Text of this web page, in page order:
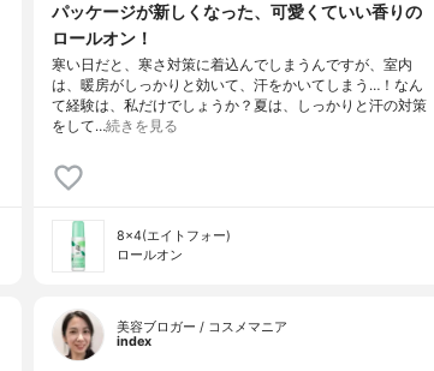
パッケージが新しくなった、可愛くていい香りの
ロールオン！
寒い日だと、寒さ対策に着込んでしまうんですが、室内
は、暖房がしっかりと効いて、汗をかいてしまう…！なん
て経験は、私だけでしょうか？夏は、しっかりと汗の対策
をして…続きを見る
8×4(エイトフォー)
ロールオン
美容ブロガー / コスメマニア
index